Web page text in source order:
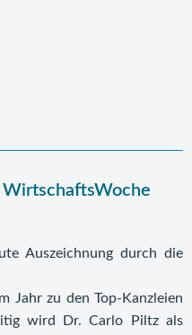
WirtschaftsWoche
Auszeichnung durch die
Jahr zu den Top-Kanzleien
wird Dr. Carlo Piltz als